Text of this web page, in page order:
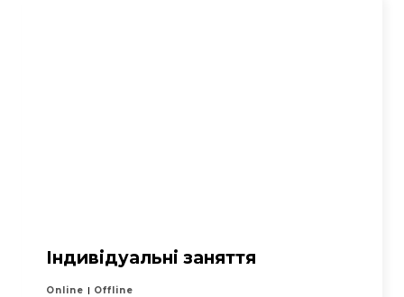
Індивідуальні заняття
Online Offline